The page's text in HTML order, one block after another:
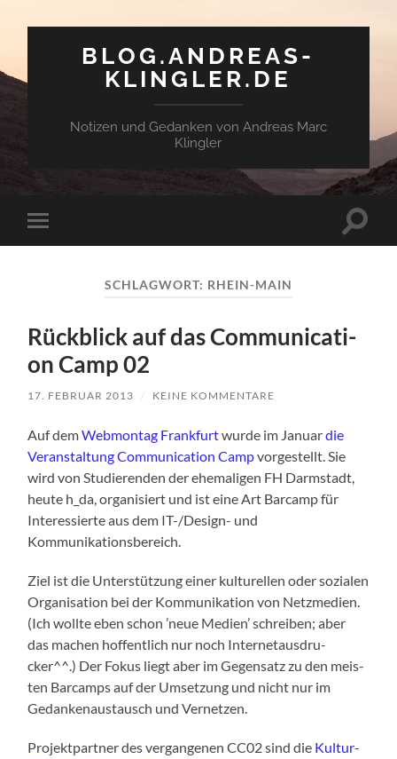
BLOG.ANDREAS-
KLINGLER.DE
Notizen und Gedanken von Andreas Marc
Klingler
Mobile-
Menü
SCHLAGWORT: RHEIN-MAIN
Rück­blick auf das Com­mu­ni­ca­ti­
on Camp 02
17. FEBRUAR 2013 / KEINE KOMMENTARE
Auf demWeb­mon­tag Frank­furtwur­de im Janu­ardie
Ver­an­stal­tung Com­mu­ni­ca­ti­on Campvor­ge­stellt. Sie
wird von Stu­die­ren­den der ehe­ma­li­gen FH Darm­stadt,
heu­te h_da, orga­ni­siert und ist eine Art Bar­camp für
Inter­es­sier­te aus dem IT-/De­sign- und
Kommunikationsbereich.
Ziel ist die Unter­stüt­zung einer kul­tu­rel­len oder sozia­len
Orga­ni­sa­ti­on bei der Kom­mu­ni­ka­ti­on von Netz­me­di­en.
(Ich woll­te eben schon ’neue Medi­en’ schrei­ben; aber
das machen hof­fent­lich nur noch Inter­net­aus­dru­
cker^^.) Der Fokus liegt aber im Gegen­satz zu den meis­
ten Bar­camps auf der Umset­zung und nicht nur im
Gedan­ken­aus­tausch und Vernetzen.
Pro­jekt­part­ner des ver­gan­ge­nen CC02 sind die Kul­tur­